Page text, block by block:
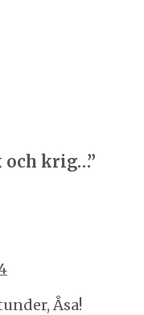
och krig…”
Åsa!